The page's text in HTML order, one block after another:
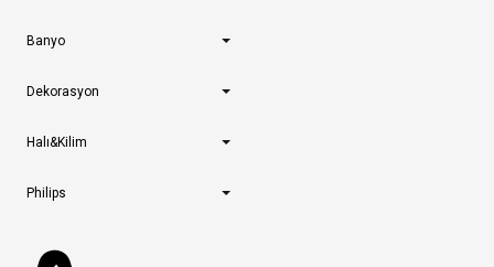
Banyo
Dekorasyon
Halı&Kilim
Philips